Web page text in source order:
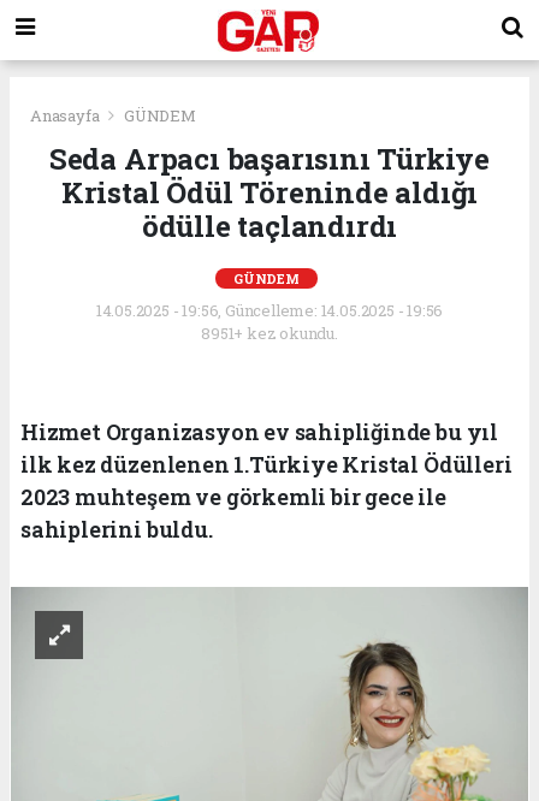
Anasayfa GÜNDEM
Seda Arpacı başarısını Türkiye
Kristal Ödül Töreninde aldığı
ödülle taçlandırdı
GÜNDEM
14.05.2025 - 19:56, Güncelleme: 14.05.2025 - 19:56
8951+ kez okundu.
Hizmet Organizasyon ev sahipliğinde bu yıl
ilk kez düzenlenen 1.Türkiye Kristal Ödülleri
2023 muhteşem ve görkemli bir gece ile
sahiplerini buldu.